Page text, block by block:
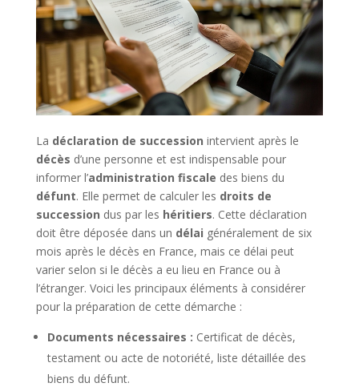
La déclaration de succession intervient après le
décès d’une personne et est indispensable pour
informer l’administration fiscale des biens du
défunt. Elle permet de calculer les droits de
succession dus par les héritiers. Cette déclaration
doit être déposée dans un délai généralement de six
mois après le décès en France, mais ce délai peut
varier selon si le décès a eu lieu en France ou à
l’étranger. Voici les principaux éléments à considérer
pour la préparation de cette démarche :
Documents nécessaires : Certificat de décès,
testament ou acte de notoriété, liste détaillée des
biens du défunt.